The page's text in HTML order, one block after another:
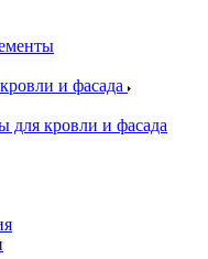
и фасада
для кровли и фасада